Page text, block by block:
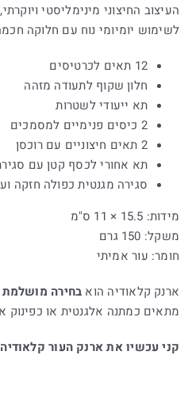
העיצוב החיצוני מינימליסטי
לשימוש יומיומי נוח עם חלוקה
12 תאים לכרטיסים
חלון שקוף לתעודה מזהה
תא ייעודי לשטרות
2 כיסים פנימיים למסמכים
2 תאים חיצוניים עם רוכסן
תא אחורי לכסף קטן עם
סגירה מגנטית כפולה חזקה
מידות: 15.5 × 11 ס"מ
משקל: 150 גרם
חומר: עור אמיתי
ארנק קלאודיה הוא בחירה מושלמת
מתאים כמתנה אלגנטית או
קני עכשיו את ארנק העור